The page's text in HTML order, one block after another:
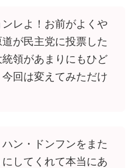
レよ！お前がよくや
が民主党に投票した
領があまりにもひど
回は変えてみただけ
ン・ドンフンをまた
してくれて本当にあ